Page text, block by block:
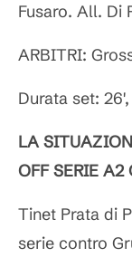
Fusaro. All. Di
ARBITRI:
Durata set: 26',
LA
OFF SERIE
Tinet Prata di
serie contro